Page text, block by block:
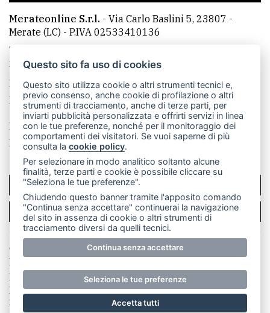
Merateonline S.r.l. - Via Carlo Baslini 5, 23807 -
Merate (LC) - P.IVA 02533410136
Telefono:
mail: redazione@leccoonline.com
La redazione
MerateOnline CasateOnline
RSS
Made by VIP
Privacy policy
Cookie policy
Rivedi le tue scelte sui cookie
SCRIVICI
PER LA TUA PUBBLICITÀ
© Copyright Merateonline S.r.l. - Tutti i diritti riservati.
E' proibita la riproduzione e pubblicazione anche
parziale di testi, articoli e immagini senza la
preventiva autorizzazione scritta dell'editore. RI Lecco
numero Rea LC 291.277 - Capitale sociale 10.329,14 €
Questo sito fa uso di cookies
Questo sito utilizza cookie o altri strumenti tecnici e,
previo consenso, anche cookie di profilazione o altri
strumenti di tracciamento, anche di terze parti, per
inviarti pubblicità personalizzata e offrirti servizi in linea
con le tue preferenze, nonché per il monitoraggio dei
comportamenti dei visitatori. Se vuoi saperne di più
consulta lacookie policy.
Per selezionare in modo analitico soltanto alcune
finalità, terze parti e cookie è possibile cliccare su
"Seleziona le tue preferenze".
Chiudendo questo banner tramite l'apposito comando
"Continua senza accettare" continuerai la navigazione
del sito in assenza di cookie o altri strumenti di
tracciamento diversi da quelli tecnici.
Continua senza accettare
Seleziona le tue preferenze
Accetta tutti